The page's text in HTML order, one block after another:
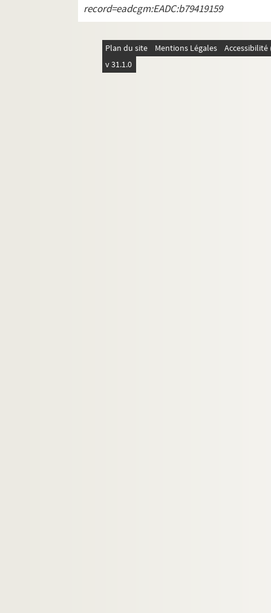
record=eadcgm:EADC:b79419159
Plan du site Mentions Légales
v 31.1.0